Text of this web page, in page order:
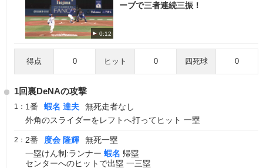
0:12
ーブで三者連続三振！
得点 0 ヒット 0 四死球 0
1回裏DeNAの攻撃
1： 1番 蝦名 達夫
無死走者なし
外角のスライダーをレフトへ打ってヒット 一塁
2： 2番 度会 隆輝
無死一塁
一塁けん制:ランナー 蝦名 帰塁
センターへのヒットで出塁 一三塁